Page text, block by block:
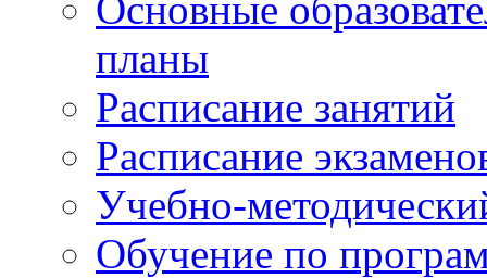
планы
Расписание занятий
Расписание
Учебно-
Обучение по